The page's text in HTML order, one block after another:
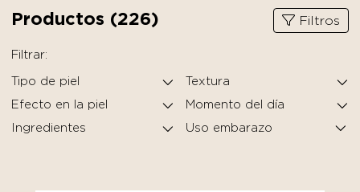
Productos (226) Filtros
Filtrar:
Tipo de piel
Textura
Efecto en la piel
Momento del día
Ingredientes